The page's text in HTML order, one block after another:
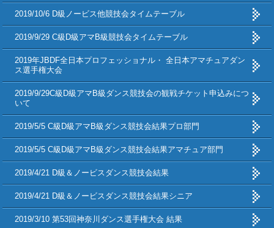
2019/10/6 D級ノービス他競技会タイムテーブル
2019/9/29 C級D級アマB級競技会タイムテーブル
2019年JBDF全日本プロフェッショナル・ 全日本アマチュアダン
ス選手権大会
2019/9/29C級D級アマB級ダンス競技会の観戦チケット申込みにつ
いて
2019/5/5 C級D級アマB級ダンス競技会結果プロ部門
2019/5/5 C級D級アマB級ダンス競技会結果アマチュア部門
2019/4/21 D級＆ノービスダンス競技会結果
2019/4/21 D級＆ノービスダンス競技会結果シニア
2019/3/10 第53回神奈川ダンス選手権大会 結果